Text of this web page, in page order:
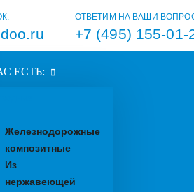
ОТВЕТИМ НА ВАШИ
+7 (495) 155-01-
ЕСТЬ:
Железнодорожные
композитные
Из
нержавеющей